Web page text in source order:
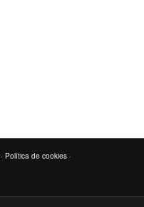
· Política de cookies·